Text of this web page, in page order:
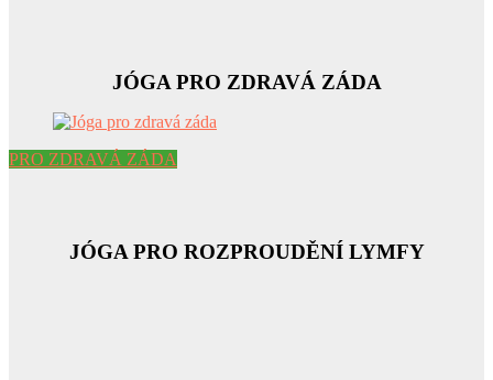
JÓGA PRO ZDRAVÁ ZÁDA
PRO ZDRAVÁ ZÁDA
JÓGA PRO ROZPROUDĚNÍ LYMFY